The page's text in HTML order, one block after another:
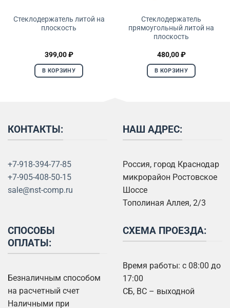
Стеклодержатель литой на
плоскость
399,00₽
В КОРЗИНУ
Стеклодержатель
прямоугольный литой на
плоскость
480,00₽
В КОРЗИНУ
КОНТАКТЫ:
+7-918-394-77-85
+7-905-408-50-15
sale@nst-comp.ru
НАШ АДРЕС:
Россия, город Краснодар
микрорайон Ростовское
Шоссе
Тополиная Аллея, 2/3
СПОСОБЫ
ОПЛАТЫ:
Безналичным способом
на расчетный счет
Наличными при
СХЕМА ПРОЕЗДА:
Время работы: с 08:00 до
17:00
СБ, ВС – выходной